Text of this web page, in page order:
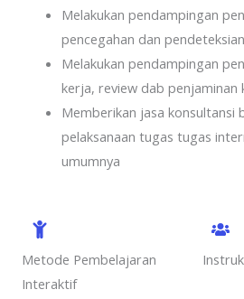
Melakukan pendampingan
pencegahan dan
Melakukan pendampingan
kerja, review dab penjaminan
Memberikan jasa konsultansi
pelaksanaan tugas tugas
umumnya
Metode Pembelajaran
Interaktif